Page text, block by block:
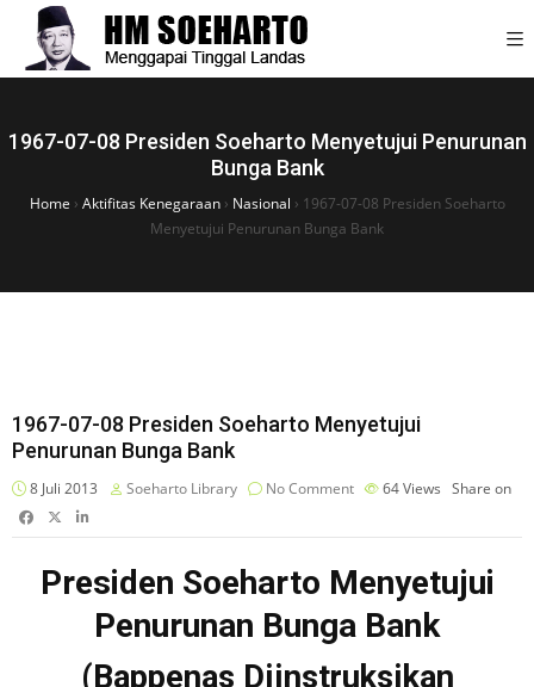
1967-07-08 Presiden Soeharto Menyetujui Penurunan
Bunga Bank
Home › Aktifitas Kenegaraan› Nasional › 1967-07-08 Presiden Soeharto
Menyetujui Penurunan Bunga Bank
1967-07-08 Presiden Soeharto Menyetujui
Penurunan Bunga Bank
8 Juli 2013 Soeharto Library No Comment 64Views Share on
Presiden Soeharto Menyetujui
Penurunan Bunga Bank
(Bappenas Diinstruksikan